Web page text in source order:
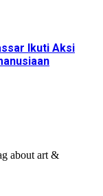
Ikuti Aksi
about art &